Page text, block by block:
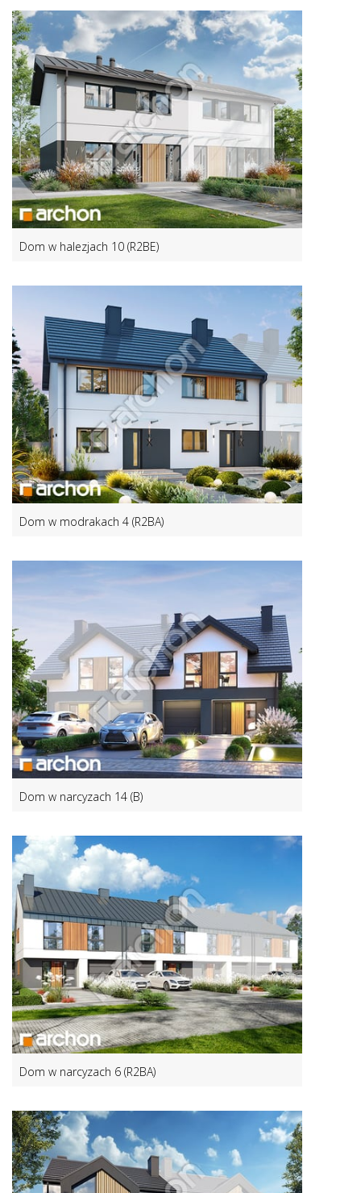
Dom w halezjach 10 (R2BE)
Dom w modrakach 4 (R2BA)
Dom w narcyzach 14 (B)
Dom w narcyzach 6 (R2BA)